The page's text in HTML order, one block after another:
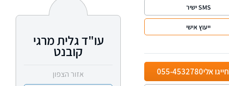
SMS ישיר
ייעוץ אישי
חייגו אלי055-4532780
עו"ד גלית מרגי
קובנט
אזור הצפון